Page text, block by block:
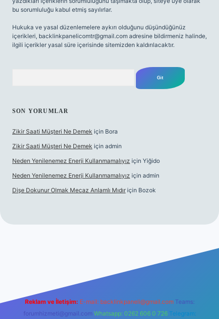
bu sorumluluğu kabul etmiş sayılırlar.
Hukuka ve yasal düzenlemelere aykırı olduğunu düşündüğünüz
içerikleri, backlinkpanelicomtr@gmail.com adresine bildirmeniz halinde,
ilgili içerikler yasal süre içerisinde sitemizden kaldırılacaktır.
SON YORUMLAR
Zikir Saati Müşteri Ne Demek için Bora
Zikir Saati Müşteri Ne Demek için admin
Neden Yenilenemez Enerji Kullanmamalıyız için Yiğido
Neden Yenilenemez Enerji Kullanmamalıyız için admin
Dişe Dokunur Olmak Mecaz Anlamlı Mıdır için Bozok
Reklam ve İletişim: E-mail: backlinkpaneli@gmail.com Teams:
forumhizmeti@gmail.com Whatsapp: 0262 606 0 726 Telegram: